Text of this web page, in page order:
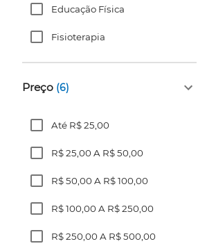
Educação Física
Fisioterapia
Preço (6)
Até R$ 25,00
R$ 25,00 A R$ 50,00
R$ 50,00 A R$ 100,00
R$ 100,00 A R$ 250,00
R$ 250,00 A R$ 500,00